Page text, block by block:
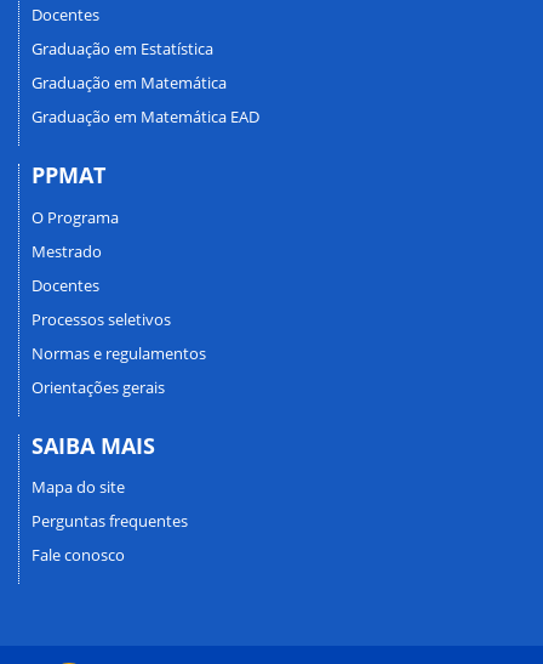
Docentes
Graduação em Estatística
Graduação em Matemática
Graduação em Matemática EAD
PPMAT
O Programa
Mestrado
Docentes
Processos seletivos
Normas e regulamentos
Orientações gerais
SAIBA MAIS
Mapa do site
Perguntas frequentes
Fale conosco